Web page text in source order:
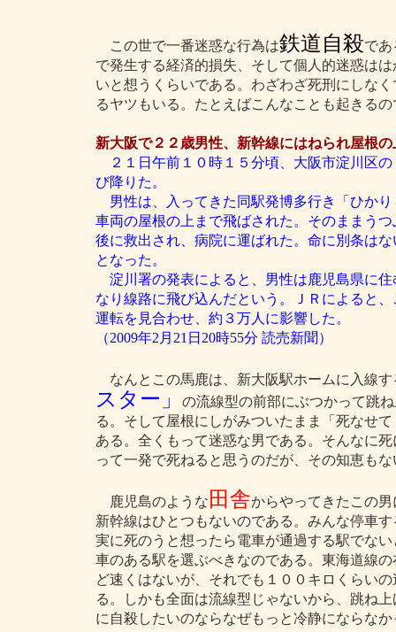
この世で一番迷惑な行為は鉄道自殺で
で発生する経済的損失、そして個人的迷惑は
いと想うくらいである。わざわざ死刑にしな
るヤツもいる。たとえばこんなことも起きる
新大阪で２２歳男性、新幹線にはねられ屋根の
２１日午前１０時１５分頃、大阪市淀川区
び降りた。
男性は、入ってきた同駅発博多行き「ひか
車両の屋根の上まで飛ばされた。そのままう
後に救出され、病院に運ばれた。命に別条は
となった。
淀川署の発表によると、男性は鹿児島県に
なり線路に飛び込んだという。ＪＲによると
運転を見合わせ、約３万人に影響した。
（2009年2月21日20時55分 読売新聞）
なんとこの馬鹿は、新大阪駅ホームに入線
スター」
の流線型の前部にぶつかって跳
る。そして屋根にしがみついたまま「死なせ
ある。全くもって迷惑な男である。そんなに
って一発で死ねると思うのだが、その知恵も
鹿児島のような 田舎からやってきたこの
新幹線はひとつもないのである。みんな停車
実に死のうと想ったら電車が通過する駅でな
車のある駅を選ぶべきなのである。東海道線
ど速くはないが、それでも１００キロくらい
る。しかも全面は流線型じゃないから、跳ね
に自殺したいのならなぜもっと冷静にならな